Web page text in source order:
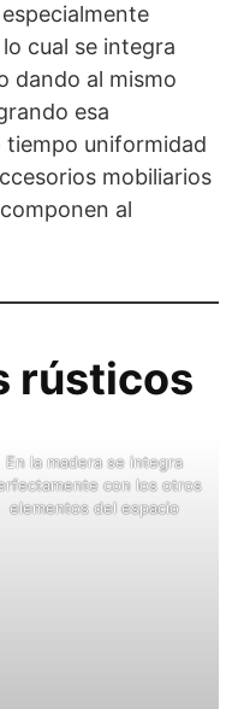
cual se integra
dando al mismo
esa
uniformidad
mobiliarios
al
rústicos
En la madera se integra
con los otros
elementos del espacio